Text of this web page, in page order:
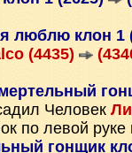
люблю клон 1
(4435)
Человек
по левой
гонщик